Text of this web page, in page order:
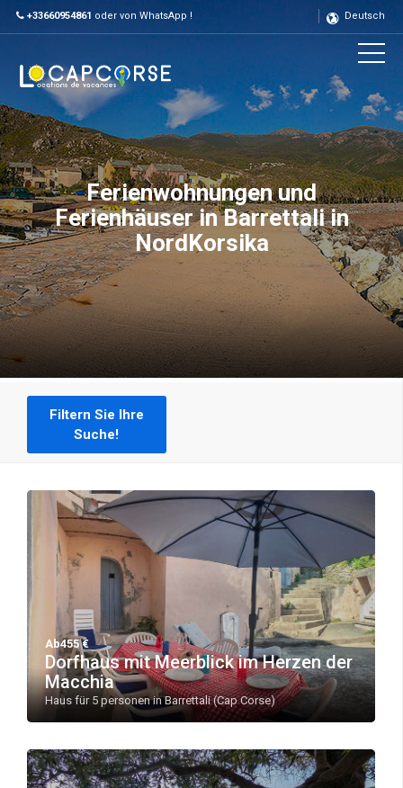
+33660954861 oder von WhatsApp ! Deutsch
Ferienwohnungen und
Ferienhäuser in Barrettali in
NordKorsika
Filtern Sie Ihre
Suche!
Ab455 €
Dorfhaus mit Meerblick im Herzen der
Macchia
Haus für 5 personen in Barrettali (Cap Corse)